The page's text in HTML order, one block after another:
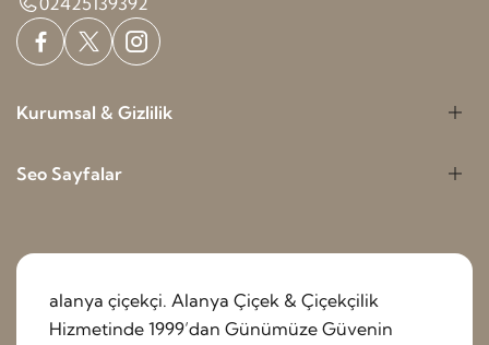
Kurumsal & Gizlilik
Seo Sayfalar
alanya çiçekçi. Alanya Çiçek & Çiçekçilik
Hizmetinde 1999’dan Günümüze Güvenin